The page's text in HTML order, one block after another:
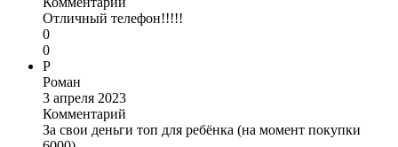
Отличный телефон!!!!!
0
0
Р
Роман
3 апреля 2023
Комментарий
За свои деньги топ для ребёнка (на момент покупки